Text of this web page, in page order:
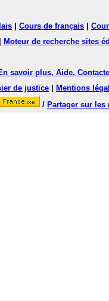
Cours de français
Moteur de recherche sites
savoir plus, Aide,
de justice
Mentions
/ Partager sur les